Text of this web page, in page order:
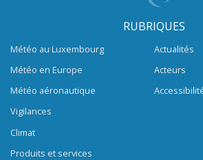
RUBRIQUES
Météo au Luxembourg
Météo en Europe
Météo aéronautique
Vigilances
Climat
Produits et services
Actualités
Acteurs